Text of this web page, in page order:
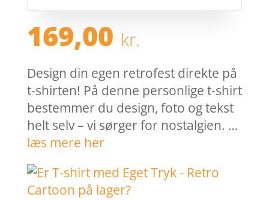
169,00 kr.
Design din egen retrofest direkte på
t-shirten! På denne personlige t-shirt
bestemmer du design, foto og tekst
helt selv – vi sørger for nostalgien. …
læs mere her